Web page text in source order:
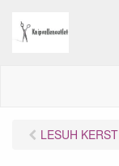
LESUH KERST